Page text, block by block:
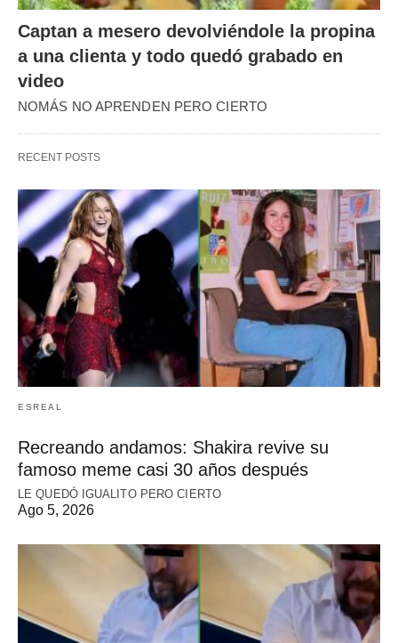
Captan a mesero devolviéndole la propina
a una clienta y todo quedó grabado en
video
NOMÁS NO APRENDEN PERO CIERTO
RECENT POSTS
ESREAL
Recreando andamos: Shakira revive su
famoso meme casi 30 años después
LE QUEDÓ IGUALITO PERO CIERTO
Ago 5, 2026